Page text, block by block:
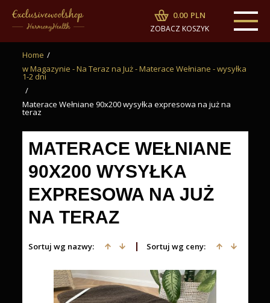
0.00 PLN
ZOBACZ KOSZYK
Home /
w Magazynie - Na Teraz na Już - Materace Wełniane - wysyłka
1-2 dni
/
Materace Wełniane 90x200 wysyłka expresowa na już na
teraz
MATERACE WEŁNIANE
90X200 WYSYŁKA
EXPRESOWA NA JUŻ
NA TERAZ
Sortuj wg nazwy: Sortuj wg ceny: